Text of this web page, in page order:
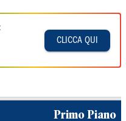
CLICCA QUI
Primo Piano